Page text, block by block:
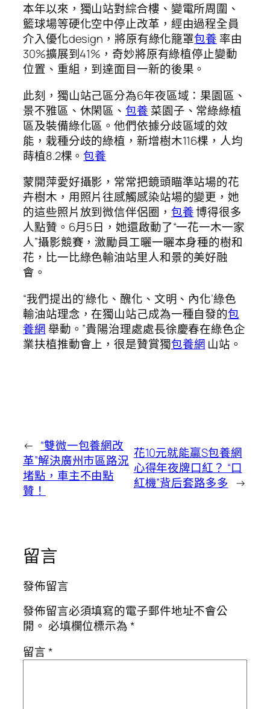
本年以來，獨山站對綜合樓、變電所周圍、
籃球場等硬化空中停止改革，經由過程全員
介入優化design，將原有綠化籠罩包養 率由
30%擴展到41%，奇妙將原有綠植停止變動
位置、重組，到達面目一新的後果。
此刻，獨山站己區分為6年夜區域：果園區、
景不雅區、休閑區、包養 菜園子、常綠綠植
區及裝備綠化區。他們依據分歧區域的效
能，栽種分歧的綠植，新增樹木116棵，人均
蒔植8.2棵。包養
蒙開萍愛好攝影，常常把鏡頭瞄準站場的花
卉樹木，用照片往感觸感染站場的變更，她
的這些照片放到微信伴侶圈， 包養博得很多
人點贊。6月5日，她還啟動了“一花一木一家
人”攝影競賽，激勵員工曬一曬本身種的樹和
花，比一比綠色輸油站里人和景的美好融
會。
“我們提出的‘綠化、醜化、文明、內化’綠色
輸油站理念，在獨山站己成為一種自發的包
養網舉動。”貴陽治理處處長徐慶春在綠色企
業扶植推動會上，很是贊賞獨包養網 山站。
← “雙微一包養網改
革”解決廣州市區路況
堵點，車主不由點
贊！
花10元就能贏S包養網
心得年夜牌口紅？ “口
紅機”背后套路多多 →
留言
發佈留言
發佈留言必須填寫的電子郵件地址不會公
開。 必填欄位標示為*
留言*